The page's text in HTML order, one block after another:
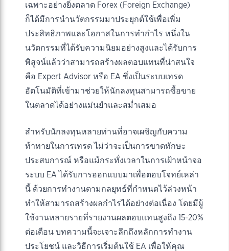
เฉพาะอย่างยิ่งตลาด Forex (Foreign Exchange)
ก็ได้มีการนำนวัตกรรมมาประยุกต์ใช้เพื่อเพิ่ม
ประสิทธิภาพและโอกาสในการทำกำไร หนึ่งใน
นวัตกรรมที่ได้รับความนิยมอย่างสูงและได้รับการ
พิสูจน์แล้วว่าสามารถสร้างผลตอบแทนที่น่าสนใจ
คือ Expert Advisor หรือ EA ซึ่งเป็นระบบเทรด
อัตโนมัติที่เข้ามาช่วยให้นักลงทุนสามารถซื้อขาย
ในตลาดได้อย่างแม่นยำและสม่ำเสมอ
สำหรับนักลงทุนหลายท่านที่อาจเผชิญกับความ
ท้าทายในการเทรด ไม่ว่าจะเป็นการขาดทักษะ
ประสบการณ์ หรือแม้กระทั่งเวลาในการเฝ้าหน้าจอ
ระบบ EA ได้รับการออกแบบมาเพื่อตอบโจทย์เหล่า
นี้ ด้วยการทำงานตามกลยุทธ์ที่กำหนดไว้ล่วงหน้า
ทำให้สามารถสร้างผลกำไรได้อย่างต่อเนื่อง โดยมีผู้
ใช้งานหลายรายที่รายงานผลตอบแทนสูงถึง 15-20%
ต่อเดือน บทความนี้จะเจาะลึกถึงหลักการทำงาน
ประโยชน์ และวิธีการเริ่มต้นใช้ EA เพื่อให้คุณ